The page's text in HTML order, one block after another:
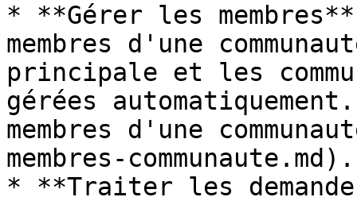
* **Gérer les
membres d'une
principale et les
gérées
membres d'une
membres-communaute.md).
* **Traiter les